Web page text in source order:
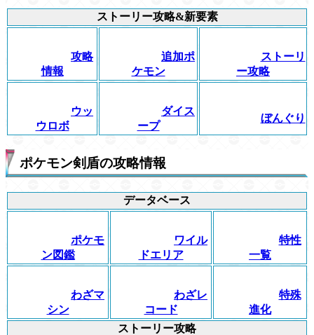
ストーリー攻略&新要素
攻略
情報
追加ポ
ケモン
ストーリ
ー攻略
ウッ
ウロボ
ダイス
ープ
ぼんぐり
ポケモン剣盾の攻略情報
データベース
ポケモ
ン図鑑
ワイル
ドエリア
特性
一覧
わざマ
シン
わざレ
コード
特殊
進化
ストーリー攻略